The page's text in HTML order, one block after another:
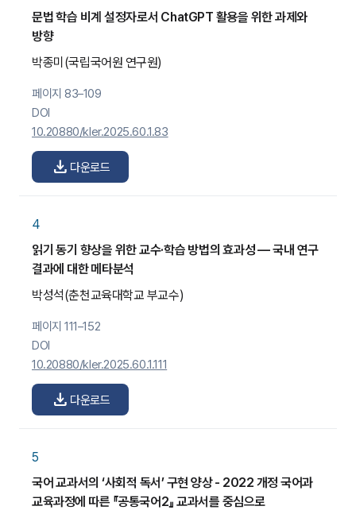
문법 학습 비계 설정자로서 ChatGPT 활용을 위한 과제와
방향
다운로드
download
박종미 (국립국어원 연구원)
페이지 83–109
DOI
10.20880/kler.2025.60.1.83
4
읽기 동기 향상을 위한 교수·학습 방법의 효과성 — 국내 연구
결과에 대한 메타분석
다운로드
download
박성석(춘천교육대학교 부교수)
페이지 111–152
DOI
10.20880/kler.2025.60.1.111
5
국어 교과서의 ‘사회적 독서’ 구현 양상 - 2022 개정 국어과
교육과정에 따른 『공통국어2』 교과서를 중심으로